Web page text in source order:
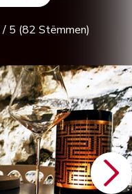
/ 5 (82 Stëmmen)